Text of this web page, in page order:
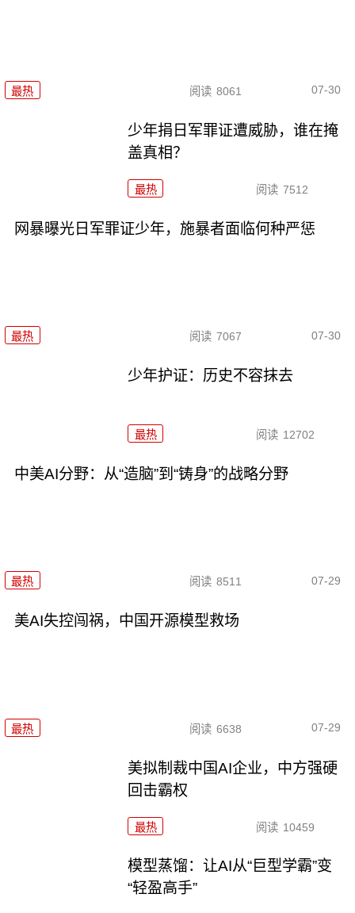
最热 阅读 8061 07-30
少年捐日军罪证遭威胁，谁在掩
盖真相？
最热 阅读 7512
网暴曝光日军罪证少年，施暴者面临何种严惩
最热 阅读 7067 07-30
少年护证：历史不容抹去
最热 阅读 12702
中美AI分野：从“造脑”到“铸身”的战略分野
最热 阅读 8511 07-29
美AI失控闯祸，中国开源模型救场
最热 阅读 6638 07-29
美拟制裁中国AI企业，中方强硬
回击霸权
最热 阅读 10459
模型蒸馏：让AI从“巨型学霸”变
“轻盈高手”